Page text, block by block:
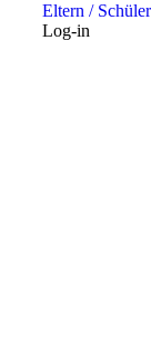
Eltern / Schüler
Log-in